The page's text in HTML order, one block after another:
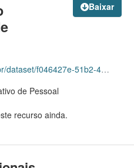
Baixar
fda0-4d1b-a3c8-52b6fa5617e5/download/2016-01-quadro-demonstrativo-de-pessoal.pdf
de Pessoal
recurso ainda.